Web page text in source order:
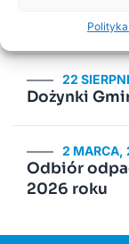
22
Dożynki
2 MARCA,
Odbiór
2026 roku